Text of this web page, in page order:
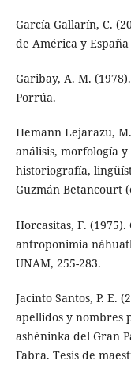
García Gallarín, C.
de América y
Garibay, A. M.
Porrúa.
Hemann Lejarazu,
análisis, morfología
historiografía,
Guzmán Betancourt
Horcasitas, F.
antroponimia
UNAM, 255-283.
Jacinto Santos, P. E.
apellidos y nombres
ashéninka del Gran
Fabra. Tesis de